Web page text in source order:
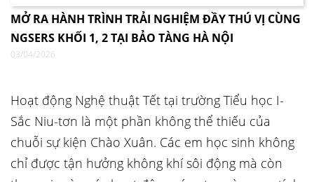
MỞ RA HÀNH TRÌNH TRẢI NGHIỆM ĐẦY THÚ VỊ CÙNG
NGSERS KHỐI 1, 2 TẠI BẢO TÀNG HÀ NỘI
03/04/2026
Hoạt động Nghệ thuật Tết tại trường Tiểu học I-
Sắc Niu-tơn là một phần không thể thiếu của
chuỗi sự kiện Chào Xuân. Các em học sinh không
chỉ được tận hưởng không khí sôi động mà còn